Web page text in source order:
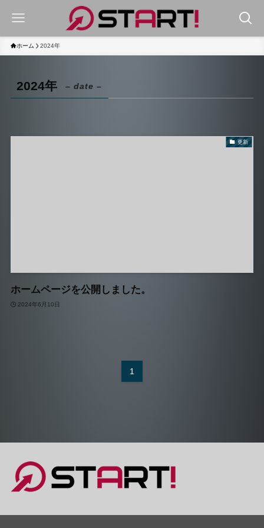
ホーム 2024年
2024年 – date –
更新
ホームページを公開しました。
2024年6月10日
1